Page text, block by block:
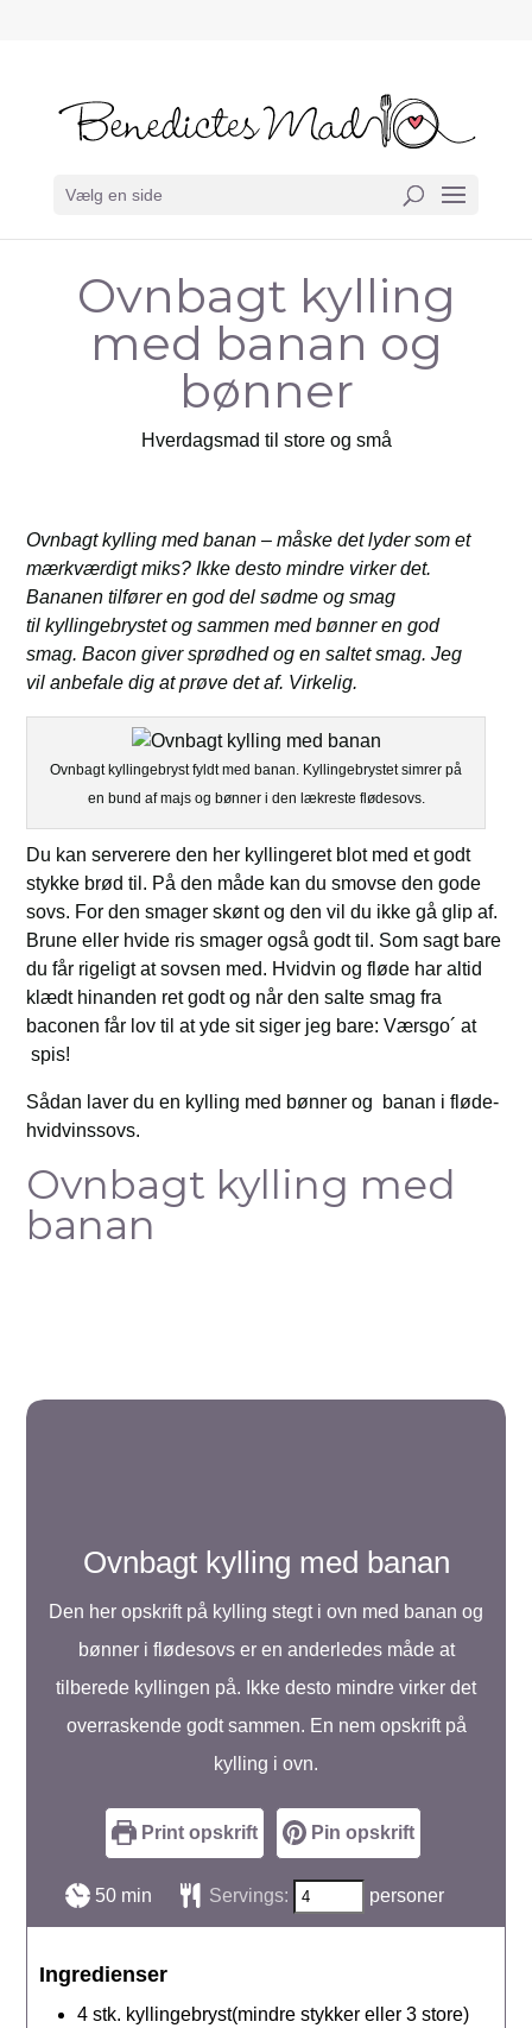
Vælg en side
Ovnbagt kylling
med banan og
bønner
Hverdagsmad til store og små
Ovnbagt kylling med banan – måske det lyder som et
mærkværdigt miks? Ikke desto mindre virker det.
Bananen tilfører en god del sødme og smag
til kyllingebrystet og sammen med bønner en god
smag. Bacon giver sprødhed og en saltet smag. Jeg
vil anbefale dig at prøve det af. Virkelig.
Ovnbagt kyllingebryst fyldt med banan. Kyllingebrystet simrer på
en bund af majs og bønner i den lækreste flødesovs.
Du kan serverere den her kyllingeret blot med et godt
stykke brød til. På den måde kan du smovse den gode
sovs. For den smager skønt og den vil du ikke gå glip af.
Brune eller hvide ris smager også godt til. Som sagt bare
du får rigeligt at sovsen med. Hvidvin og fløde har altid
klædt hinanden ret godt og når den salte smag fra
baconen får lov til at yde sit siger jeg bare: Værsgo´ at
spis!
Sådan laver du en kylling med bønner og banan i fløde-
hvidvinssovs.
Ovnbagt kylling med
banan
Ovnbagt kylling med banan
Den her opskrift på kylling stegt i ovn med banan og
bønner i flødesovs er en anderledes måde at
tilberede kyllingen på. Ikke desto mindre virker det
overraskende godt sammen. En nem opskrift på
kylling i ovn.
Print opskrift Pin opskrift
50minutter
min Servings: personer
Ingredienser
4 stk. kyllingebryst(mindre stykker eller 3 store)